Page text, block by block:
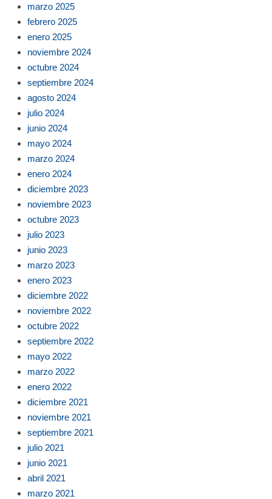
marzo 2025
febrero 2025
enero 2025
noviembre 2024
octubre 2024
septiembre 2024
agosto 2024
julio 2024
junio 2024
mayo 2024
marzo 2024
enero 2024
diciembre 2023
noviembre 2023
octubre 2023
julio 2023
junio 2023
marzo 2023
enero 2023
diciembre 2022
noviembre 2022
octubre 2022
septiembre 2022
mayo 2022
marzo 2022
enero 2022
diciembre 2021
noviembre 2021
septiembre 2021
julio 2021
junio 2021
abril 2021
marzo 2021